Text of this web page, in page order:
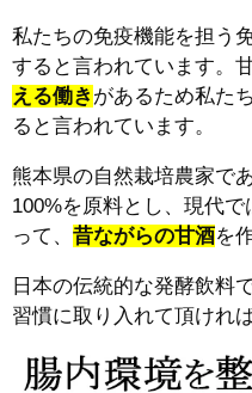
私たちの免疫機能を担う
すると言われています。甘
える働き があるため私た
ると言われています。
熊本県の自然栽培農家で
100%を原料とし、現代
って、 昔ながらの甘酒を
日本の伝統的な発酵飲料
習慣に取り入れて頂けれ